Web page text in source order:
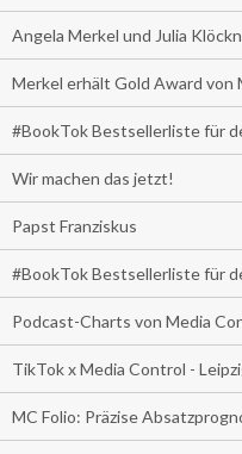
Angela Merkel und Julia
Merkel erhält Gold Award von
#BookTok Bestsellerliste für
Wir machen das jetzt!
Papst Franziskus
#BookTok Bestsellerliste für
Podcast-Charts von Media
TikTok x Media Control -
MC Folio: Präzise